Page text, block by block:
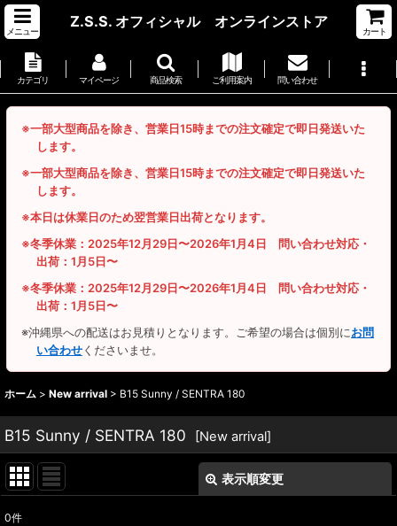
メニュー
Z.S.S. オフィシャル オンラインストア
カート
カテゴリ マイページ 商品検索 ご利用案内 問い合わせ
※一部大型商品を除き、営業日15時までの注文確定で即日発送いた
します。
※一部大型商品を除き、営業日15時までの注文確定で即日発送いた
します。
※本日は休業日のため翌営業日出荷となります。
※冬季休業：2025年12月29日〜2026年1月4日 問い合わせ対応・
出荷：1月5日〜
※冬季休業：2025年12月29日〜2026年1月4日 問い合わせ対応・
出荷：1月5日〜
※沖縄県への配送はお見積りとなります。ご希望の場合は個別にお問
い合わせくださいませ。
ホーム > New arrival > B15 Sunny / SENTRA 180
B15 Sunny / SENTRA 180 [New arrival]
表示順変更
0件